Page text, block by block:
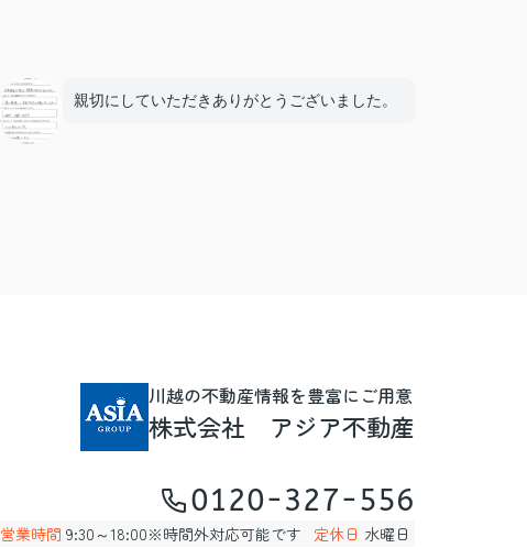
親切にしていただきありがとうございました。
川越の不動産情報を豊富にご用意
株式会社 アジア不動産
0120-327-556
営業時間 9:30～18:00※時間外対応可能です 定休日 水曜日